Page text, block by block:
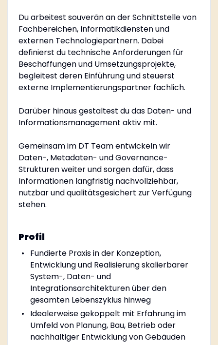
Du arbeitest souverän an der Schnittstelle von
Fachbereichen, Informatikdiensten und
externen Technologiepartnern. Dabei
definierst du technische Anforderungen für
Beschaffungen und Umsetzungsprojekte,
begleitest deren Einführung und steuerst
externe Implementierungspartner fachlich.
Darüber hinaus gestaltest du das Daten- und
Informationsmanagement aktiv mit.
Gemeinsam im DT Team entwickeln wir
Daten-, Metadaten- und Governance-
Strukturen weiter und sorgen dafür, dass
Informationen langfristig nachvollziehbar,
nutzbar und qualitätsgesichert zur Verfügung
stehen.
Profil
Fundierte Praxis in der Konzeption,
Entwicklung und Realisierung skalierbarer
System-, Daten- und
Integrationsarchitekturen über den
gesamten Lebenszyklus hinweg
Idealerweise gekoppelt mit Erfahrung im
Umfeld von Planung, Bau, Betrieb oder
nachhaltiger Entwicklung von Gebäuden